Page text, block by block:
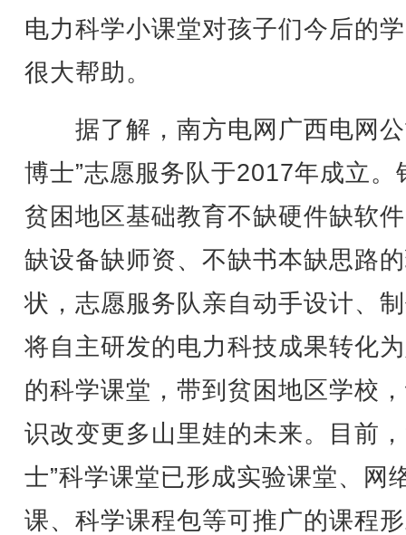
电力科学小课堂对孩子们今后的
很大帮助。
据了解，南方电网广西电网公
博士”志愿服务队于2017年成立。
贫困地区基础教育不缺硬件缺软
缺设备缺师资、不缺书本缺思路
状，志愿服务队亲自动手设计、
将自主研发的电力科技成果转化
的科学课堂，带到贫困地区学校
识改变更多山里娃的未来。目前
士”科学课堂已形成实验课堂、网
课、科学课程包等可推广的课程